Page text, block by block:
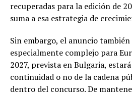
recuperadas para la edición de
suma a esa estrategia de
Sin embargo, el anuncio
especialmente complejo para
2027, prevista en Bulgaria,
continuidad o no de la cadena
dentro del concurso. De